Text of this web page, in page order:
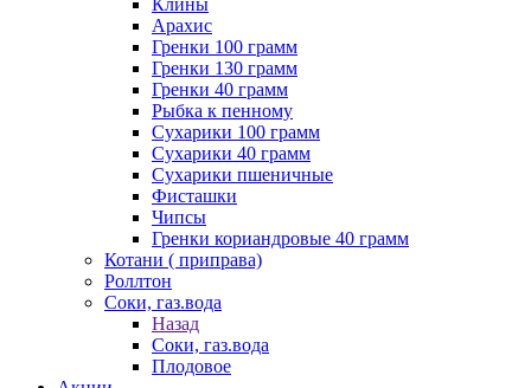
Клины
Арахис
Гренки 100 грамм
Гренки 130 грамм
Гренки 40 грамм
Рыбка к пенному
Сухарики 100 грамм
Сухарики 40 грамм
Сухарики пшеничные
Фисташки
Чипсы
Гренки кориандровые 40 грамм
Котани ( приправа)
Роллтон
Соки, газ.вода
Назад
Соки, газ.вода
Плодовое